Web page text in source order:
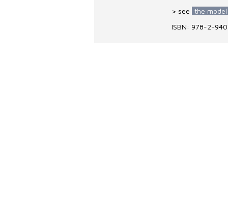
> see the model
ISBN: 978-2-